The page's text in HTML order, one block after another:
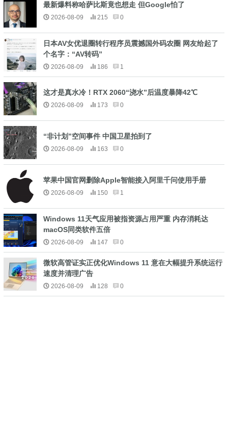
最新爆料称哈萨比斯竟也想走 但Google怕了
2026-08-09 215 0
日本AV女优退圈转行程序员震撼国外码农圈 网友给起了
个名字：“AV转码”
2026-08-09 186 1
这才是真水冷！RTX 2060“浇水”后温度暴降42℃
2026-08-09 173 0
“非计划”空间事件 中国卫星拍到了
2026-08-09 163 0
苹果中国官网删除Apple智能接入阿里千问使用手册
2026-08-09 150 1
Windows 11天气应用被指资源占用严重 内存消耗达
macOS同类软件五倍
2026-08-09 147 0
微软高管证实正优化Windows 11 意在大幅提升系统运行
速度并清理广告
2026-08-09 128 0